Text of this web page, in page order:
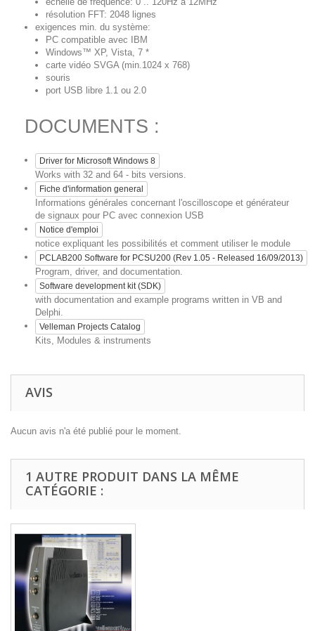
résolution FFT: 2048 lignes
exigences min. du système:
PC compatible avec IBM
Windows™ XP, Vista, 7 *
carte vidéo SVGA (min.1024 x 768)
souris
port USB libre 1.1 ou 2.0
DOCUMENTS :
Driver for Microsoft Windows 8
Works with 32 and 64 - bits versions.
Fiche d'information general
Informations générales concernant l'oscilloscope et générateur
de signaux pour PC avec connexion USB
Notice d'emploi
notice expliquant les possibilités et comment utiliser le module
PCLAB200 Software for PCSU200 (Rev 1.05 - Released 16/09/2013)
Program, driver, and documentation.
Software development kit (SDK)
with documentation and example programs written in VB and
Delphi.
Velleman Projects Catalog
Kits, Modules & instruments
AVIS
Aucun avis n'a été publié pour le moment.
1 AUTRE PRODUIT DANS LA MÊME
CATÉGORIE :